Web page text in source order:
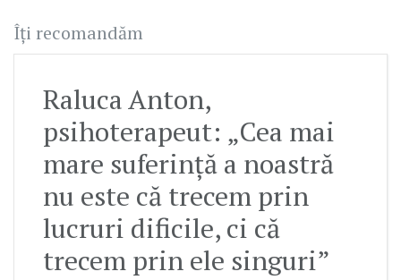
Îți recomandăm
Raluca Anton,
psihoterapeut: „Cea mai
mare suferință a noastră
nu este că trecem prin
lucruri dificile, ci că
trecem prin ele singuri”